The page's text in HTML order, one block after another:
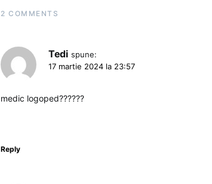
2 COMMENTS
Tedi spune:
17 martie 2024 la 23:57
medic logoped??????
Reply